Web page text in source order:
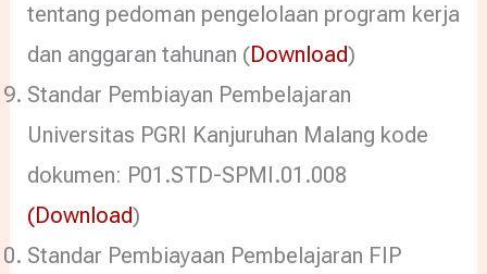
tentang pedoman pengelolaan program kerja
dan anggaran tahunan (Download)
Standar Pembiayan Pembelajaran
Universitas PGRI Kanjuruhan Malang kode
dokumen: P01.STD-SPMI.01.008
(Download)
Standar Pembiayaan Pembelajaran FIP